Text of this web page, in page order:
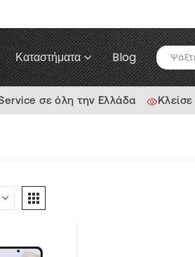
Καταστήματα Blog
σε όλη την Ελλάδα